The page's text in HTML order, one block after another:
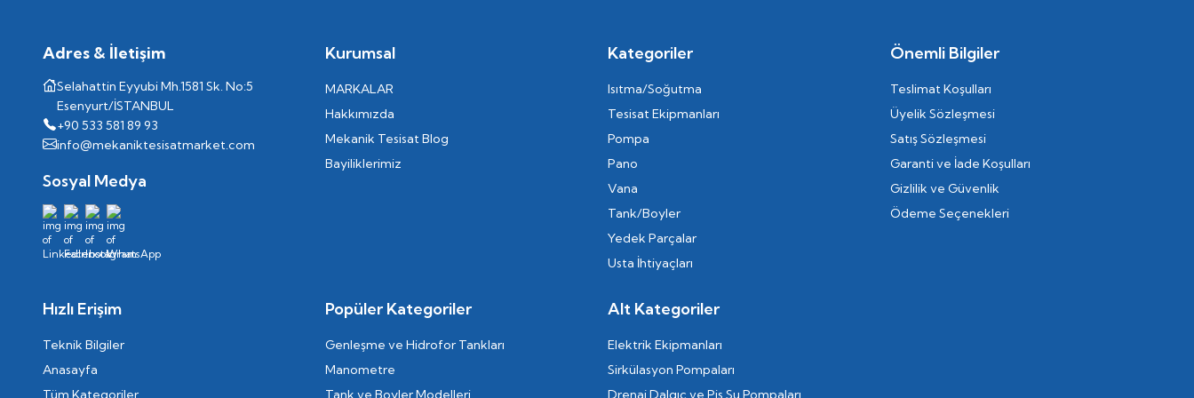
Adres & İletişim
Selahattin Eyyubi Mh.1581 Sk. No:5
Esenyurt/İSTANBUL
+90 533 581 89 93
info@mekaniktesisatmarket.com
Sosyal Medya
Kurumsal
MARKALAR
Hakkımızda
Mekanik Tesisat Blog
Bayiliklerimiz
Kategoriler
Isıtma/Soğutma
Tesisat Ekipmanları
Pompa
Pano
Vana
Tank/Boyler
Yedek Parçalar
Usta İhtiyaçları
Önemli Bilgiler
Teslimat Koşulları
Üyelik Sözleşmesi
Satış Sözleşmesi
Garanti ve İade Koşulları
Gizlilik ve Güvenlik
Ödeme Seçenekleri
Hızlı Erişim
Teknik Bilgiler
Anasayfa
Tüm Kategoriler
Popüler Kategoriler
Genleşme ve Hidrofor Tankları
Manometre
Tank ve Boyler Modelleri
Alt Kategoriler
Elektrik Ekipmanları
Sirkülasyon Pompaları
Drenaj Dalgıç ve Pis Su Pompaları